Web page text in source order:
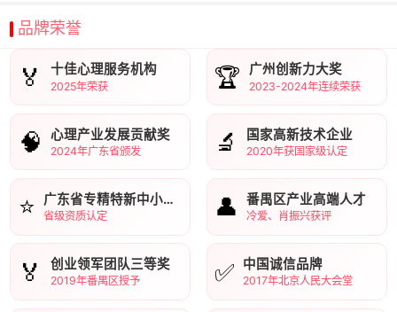
品牌荣誉
🏅 十佳心理服务机构
2025年荣获 🏆 广州创新力大奖
2023-2024年连续荣获
🧠 心理产业发展贡献奖
2024年广东省颁发 🔬 国家高新技术企业
2020年获国家级认定
⭐ 广东省专精特新中小企业
省级资质认定 👤 番禺区产业高端人才
冷爱、肖振兴获评
🏅 创业领军团队三等奖
2019年番禺区授予 ✅ 中国诚信品牌
2017年北京人民大会堂